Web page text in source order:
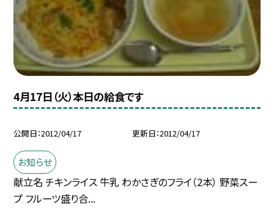
4月17日（火）本日の給食です
公開日 2012/04/17 更新日 2012/04/17
お知らせ
献立名 チキンライス 牛乳 わかさぎのフライ（2本） 野菜スー
プ フルーツ盛り合...